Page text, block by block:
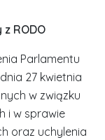
RODO
Parlamentu
27 kwietnia
w związku
i w sprawie
oraz uchylenia